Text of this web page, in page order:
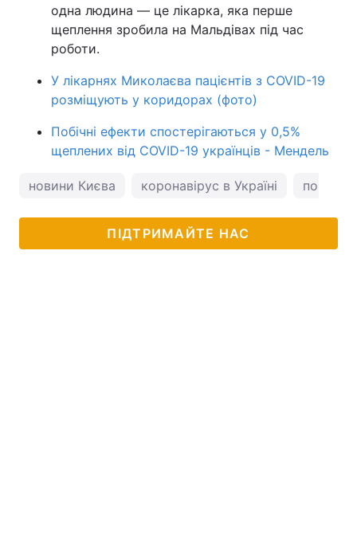
одна людина — це лікарка, яка перше
щеплення зробила на Мальдівах під час
роботи.
У лікарнях Миколаєва пацієнтів з COVID-19
розміщують у коридорах (фото)
Побічні ефекти спостерігаються у 0,5%
щеплених від COVID-19 українців - Мендель
новини Києва коронавірус в Україні погода
ПІДТРИМАЙТЕ НАС